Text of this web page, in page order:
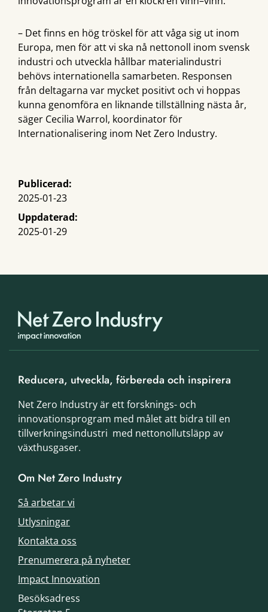
– Det finns en hög tröskel för att våga sig ut inom
Europa, men för att vi ska nå nettonoll inom svensk
industri och utveckla hållbar materialindustri
behövs internationella samarbeten. Responsen
från deltagarna var mycket positivt och vi hoppas
kunna genomföra en liknande tillställning nästa år,
säger Cecilia Warrol, koordinator för
Internationalisering inom Net Zero Industry.
Publicerad:
2025-01-23
Uppdaterad:
2025-01-29
Reducera, utveckla, förbereda och inspirera
Net Zero Industry är ett forsknings- och
innovationsprogram med målet att bidra till en
tillverkningsindustri med nettonollutsläpp av
växthusgaser.
Om Net Zero Industry
Så arbetar vi
Utlysningar
Kontakta oss
Prenumerera på nyheter
Impact Innovation
Besöksadress